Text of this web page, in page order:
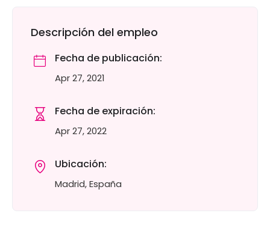
Descripción del empleo
Fecha de publicación:
Apr 27, 2021
Fecha de expiración:
Apr 27, 2022
Ubicación:
Madrid, España